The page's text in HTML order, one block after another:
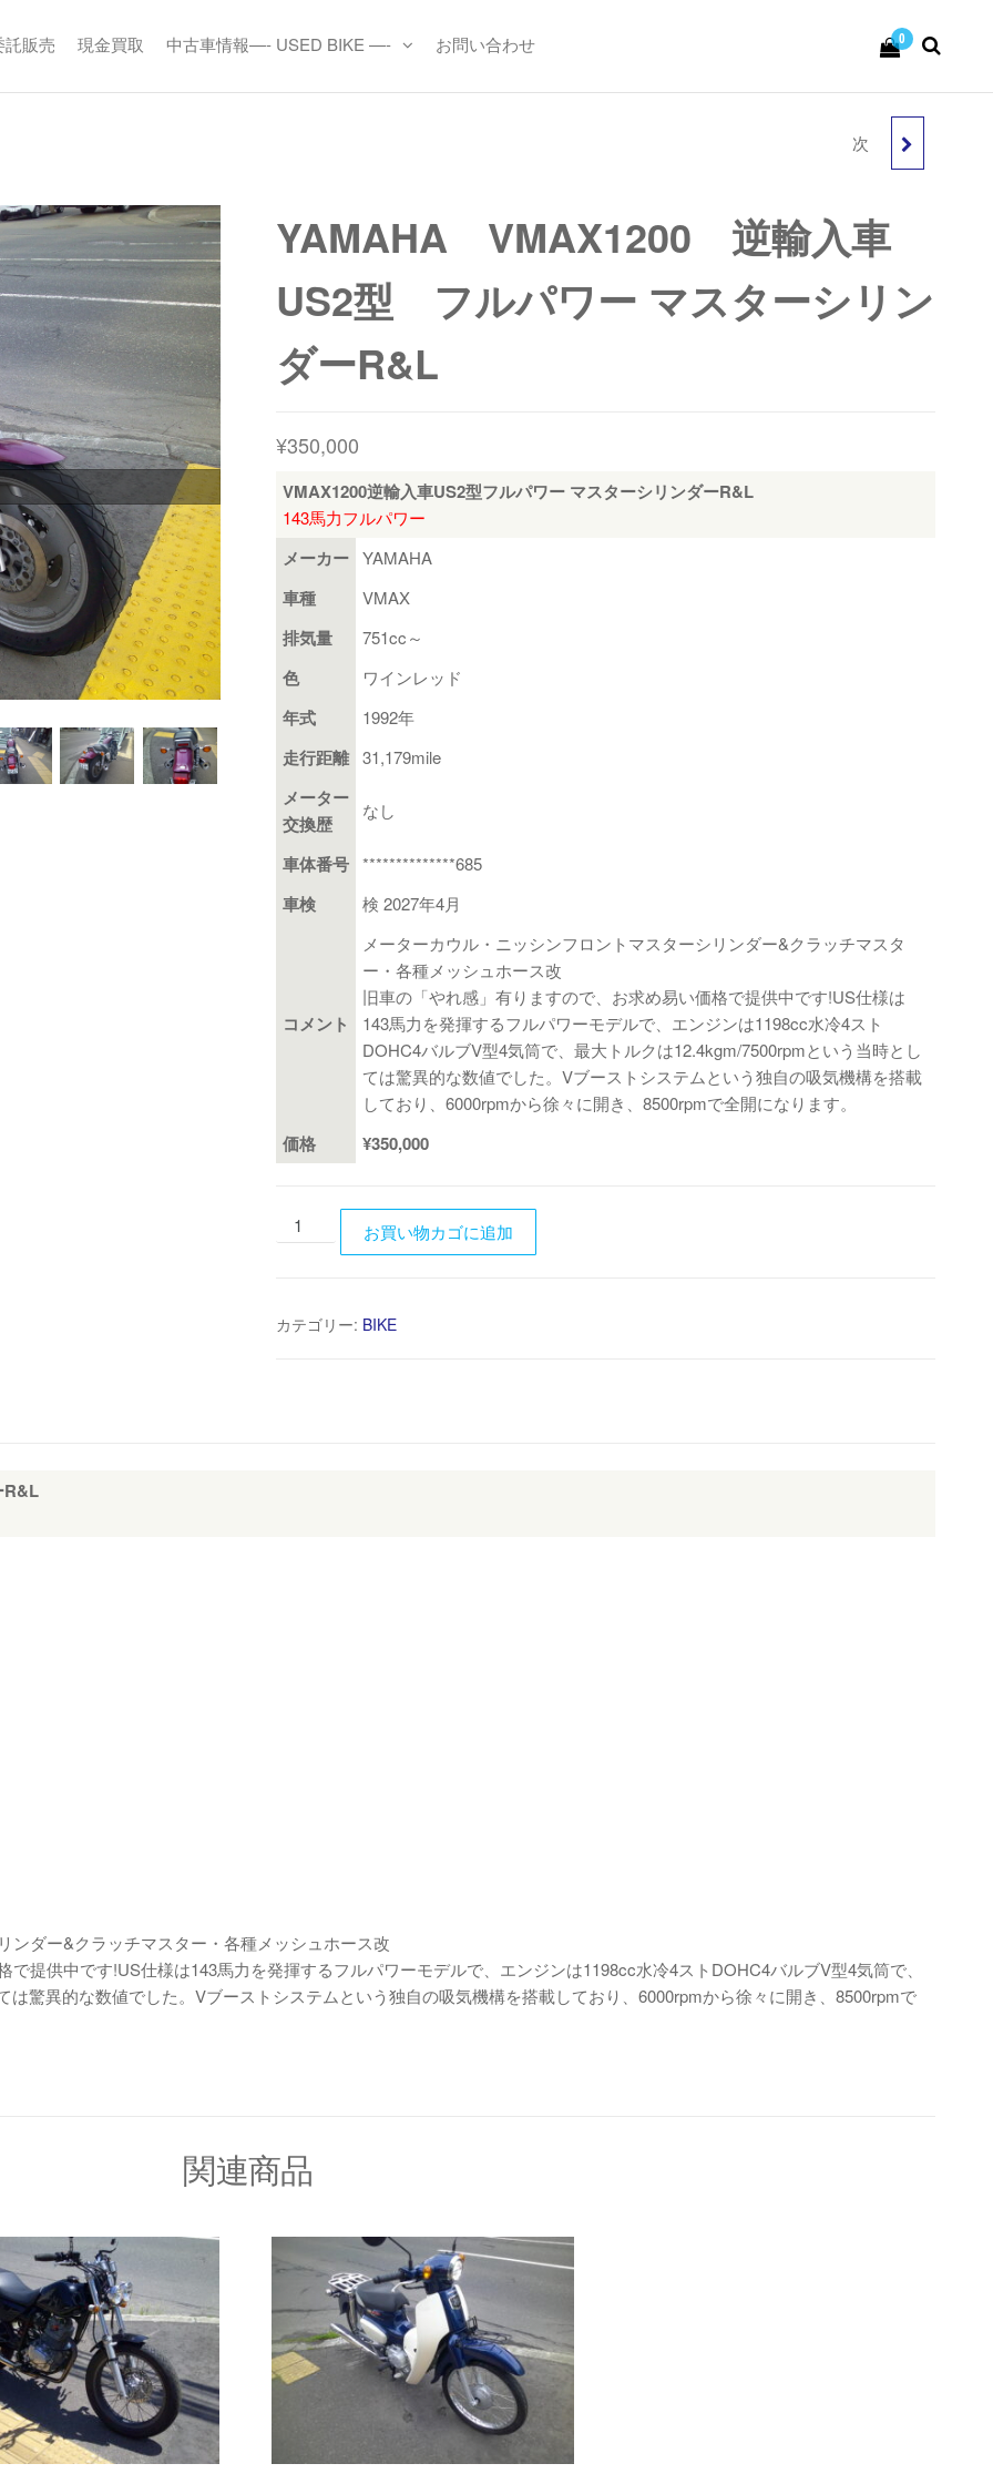
0
託販売 現金買取 中古車情報—- USED BIKE —- お問い合わせ
HONDA スーパーカブ
ェクション
次
YAMAHA VMAX1200 逆輸入車
US2型 フルパワー マスターシリン
ダーR&L
¥350,000
VMAX1200逆輸入車US2型フルパワー マスターシリンダーR&L
143馬力フルパワー
メーカー YAMAHA
車種 VMAX
排気量 751cc～
色 ワインレッド
年式 1992年
走行距離 31,179mile
メーター
交換歴
なし
車体番号 **************685
車検 検 2027年4月
コメント
メーターカウル・ニッシンフロントマスターシリンダー&クラッチマスタ
ー・各種メッシュホース改
旧車の「やれ感」有りますので、お求め易い価格で提供中です!US仕様は
143馬力を発揮するフルパワーモデルで、エンジンは1198cc水冷4スト
DOHC4バルブV型4気筒で、最大トルクは12.4kgm/7500rpmという当時とし
ては驚異的な数値でした。Vブーストシステムという独自の吸気機構を搭載
しており、6000rpmから徐々に開き、8500rpmで全開になります。
価格 ¥350,000
YAMAHA
VMAX1200
入
お買い物カゴに追加
カテゴリー: BIKE
R&L
ンダー&クラッチマスター・各種メッシュホース改
提供中です!US仕様は143馬力を発揮するフルパワーモデルで、エンジンは1198cc水冷4ストDOHC4バルブV型4気筒で、
は驚異的な数値でした。Vブーストシステムという独自の吸気機構を搭載しており、6000rpmから徐々に開き、8500rpmで
関連商品